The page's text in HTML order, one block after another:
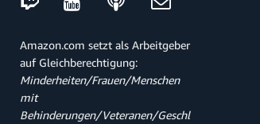
Amazon.com setzt als Arbeitgeber
auf Gleichberechtigung:
Minderheiten/Frauen/Menschen
mit
Behinderungen/Veteranen/Geschl